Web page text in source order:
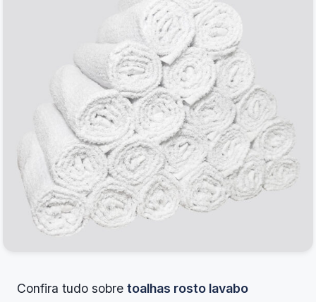
Confira tudo sobre toalhas rosto lavabo